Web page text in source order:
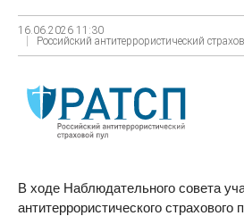
16.06.2026 11:30
Российский антитеррористический
В ходе Наблюдательного совета
антитеррористического